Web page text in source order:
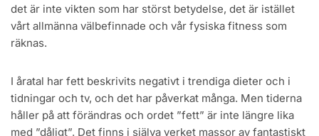
det är inte vikten som har störst betydelse, det är istället
vårt allmänna välbefinnade och vår fysiska fitness som
räknas.
I åratal har fett beskrivits negativt i trendiga dieter och i
tidningar och tv, och det har påverkat många. Men tiderna
håller på att förändras och ordet ”fett” är inte längre lika
med ”dåligt”. Det finns i själva verket massor av fantastiskt